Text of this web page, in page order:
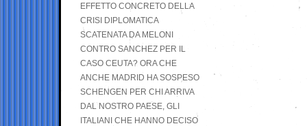
EFFETTO CONCRETO DELLA
CRISI DIPLOMATICA
SCATENATA DA MELONI
CONTRO SANCHEZ PER IL
CASO CEUTA? ORA CHE
ANCHE MADRID HA SOSPESO
SCHENGEN PER CHI ARRIVA
DAL NOSTRO PAESE, GLI
ITALIANI CHE HANNO DECISO